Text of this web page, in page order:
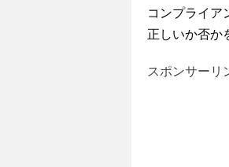
コンプライア
正しいか否か
スポンサーリ